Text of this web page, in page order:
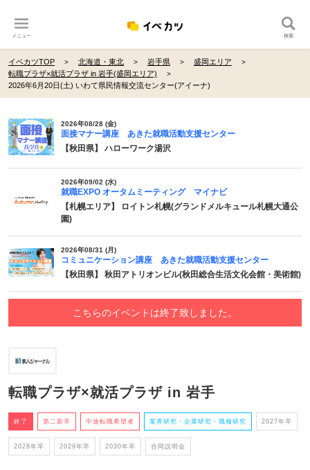
メニュー 検索
イベカツTOP 北海道・東北 岩手県
盛岡エリア
転職プラザ×就活プラザ in 岩手(盛岡エリア)
2026年6月20日(土) いわて県民情報交流センター(アイーナ)
2026年08/28 (金)
面接マナー講座 あきた就職活動支援センター
【秋田県】 ハローワーク湯沢
2026年09/02 (水)
就職EXPO オータムミーティング マイナビ
【札幌エリア】 ロイトン札幌(グランドメルキュール札幌大通公
園)
2026年08/31 (月)
コミュニケーション講座 あきた就職活動支援センター
【秋田県】 秋田アトリオンビル(秋田総合生活文化会館・美術館)
こちらのイベントは終了致しました。
転職プラザ×就活プラザ in 岩手
終了 第二新卒 中途転職希望者 業界研究・企業研究・職種研究 2027年卒
2028年卒 2029年卒 2030年卒 合同説明会